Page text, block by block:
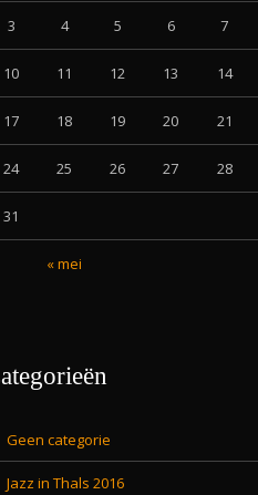
« mei
3 4 5 6 7
10 11 12 13 14
17 18 19 20 21
24 25 26 27 28
31
Geen categorie
Jazz in Thals 2016